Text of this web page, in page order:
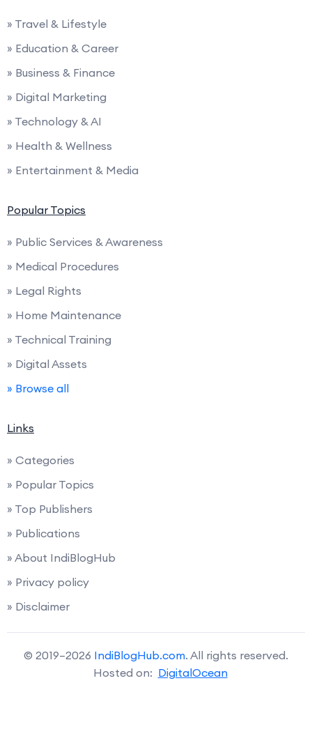
» Travel & Lifestyle
» Education & Career
» Business & Finance
» Digital Marketing
» Technology & AI
» Health & Wellness
» Entertainment & Media
Popular Topics
» Public Services & Awareness
» Medical Procedures
» Legal Rights
» Home Maintenance
» Technical Training
» Digital Assets
» Browse all
Links
» Categories
» Popular Topics
» Top Publishers
» Publications
» About IndiBlogHub
» Privacy policy
» Disclaimer
© 2019–2026 IndiBlogHub.com. All rights reserved.
Hosted on: DigitalOcean